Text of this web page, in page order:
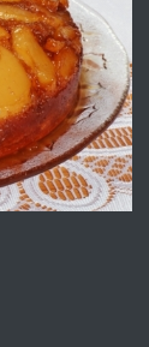
преди 1 година
на Ангел